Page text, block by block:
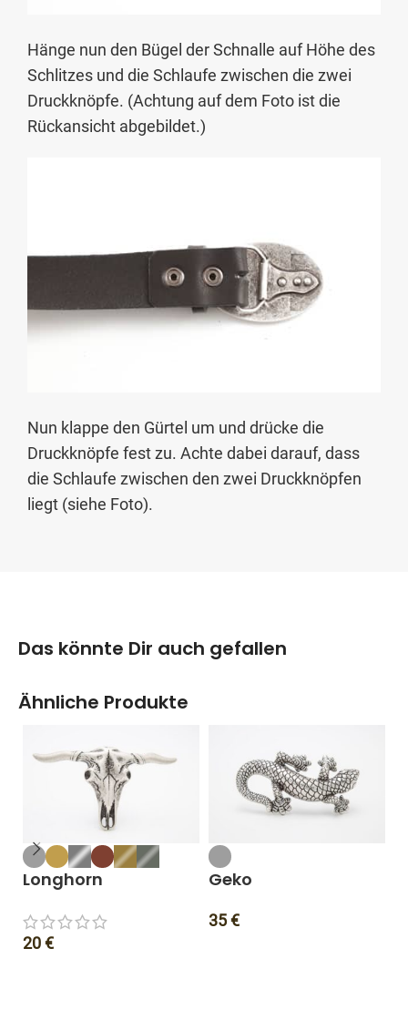
Hänge nun den Bügel der Schnalle auf Höhe des
Schlitzes und die Schlaufe zwischen die zwei
Druckknöpfe. (Achtung auf dem Foto ist die
Rückansicht abgebildet.)
Nun klappe den Gürtel um und drücke die
Druckknöpfe fest zu. Achte dabei darauf, dass
die Schlaufe zwischen den zwei Druckknöpfen
liegt (siehe Foto).
Das könnte Dir auch gefallen
Ähnliche Produkte
Longhorn
20€
Geko
35€